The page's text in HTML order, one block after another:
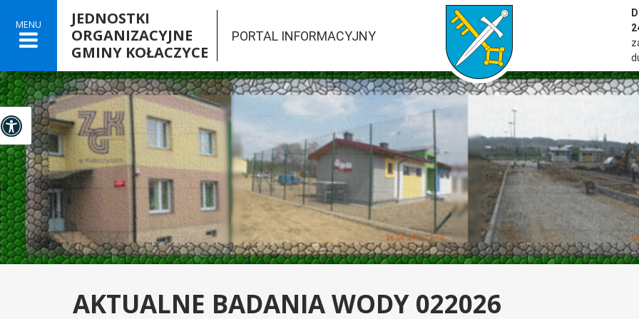
MENU
JEDNOSTKI
ORGANIZACYJNE
GMINY KOŁACZYCE
PORTAL INFORMACYJNY
przejść do strony głównej serwisu

Panel dostosowania ułatwień dostępu
AKTUALNE BADANIA WODY 022026